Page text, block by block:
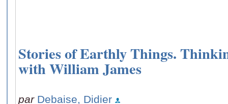
Stories of Earthly Things.
with William James
par Debaise, Didier